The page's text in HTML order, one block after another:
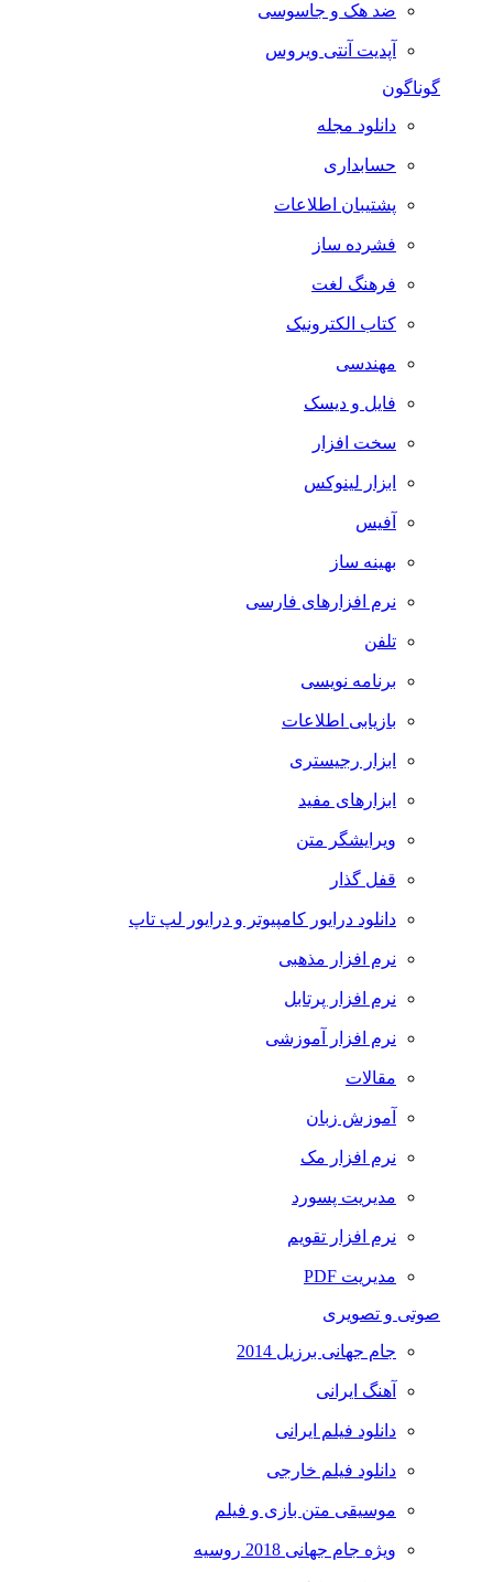
ضد هک و جاسوسی
آپدیت آنتی ویروس
گوناگون
دانلود مجله
حسابداری
پشتیبان اطلاعات
فشرده ساز
فرهنگ لغت
کتاب الکترونیک
مهندسی
فایل و دیسک
سخت افزار
ابزار لینوکس
آفیس
بهینه ساز
نرم افزارهای فارسی
تلفن
برنامه نویسی
بازیابی اطلاعات
ابزار رجیستری
ابزارهای مفید
ویرایشگر متن
قفل گذار
دانلود درایور کامپیوتر و درایور لپ تاپ
نرم افزار مذهبی
نرم افزار پرتابل
نرم افزار آموزشی
مقالات
آموزش زبان
نرم افزار مک
مدیریت پسورد
نرم افزار تقویم
مدیریت PDF
صوتی و تصویری
جام جهانی برزیل 2014
آهنگ ایرانی
دانلود فیلم ایرانی
دانلود فیلم خارجی
موسیقی متن بازی و فیلم
ویژه جام جهانی 2018 روسیه